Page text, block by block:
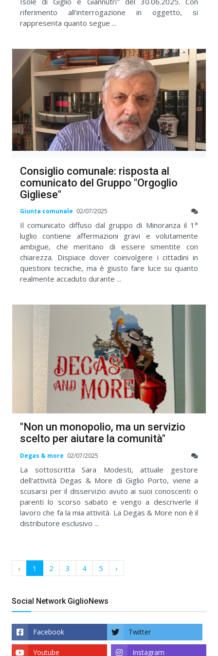
riferimento all'interrogazione in oggetto, si
rappresenta quanto segue ...
Consiglio comunale: risposta al
comunicato del Gruppo "Orgoglio
Gigliese"
Giunta comunale 02/07/2025
Il comunicato diffuso dal gruppo di Minoranza il 1°
luglio contiene affermazioni gravi e volutamente
ambigue, che meritano di essere smentite con
chiarezza. Dispiace dover coinvolgere i cittadini in
questioni tecniche, ma è giusto fare luce su quanto
realmente accaduto durante ...
"Non un monopolio, ma un servizio
scelto per aiutare la comunità"
Degas & more 02/07/2025
La sottoscritta Sara Modesti, attuale gestore
dell'attività Degas & More di Giglio Porto, viene a
scusarsi per il disservizio avuto ai suoi conoscenti o
parenti lo scorso sabato e vengo a descriverle il
lavoro che fa la mia attività. La Degas & More non è il
distributore esclusivo ...
‹ 1 2 3 4 5 ›
Social Network GiglioNews
Facebook Twitter
Instagram
Youtube